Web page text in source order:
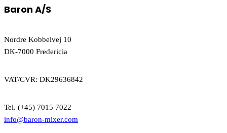
Baron A/S
Nordre Kobbelvej 10
DK-7000 Fredericia
VAT/CVR: DK29636842
Tel. (+45) 7015 7022
info@baron-mixer.com